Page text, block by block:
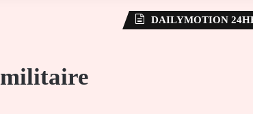
militaire
DAILYMOTION